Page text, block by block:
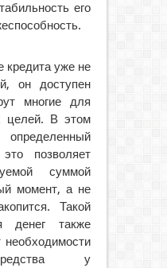
его
кредита уже не
он доступен
многие для
целей. В этом
позволяет
суммой
момент, а не
Такой
денег также
необходимости
у